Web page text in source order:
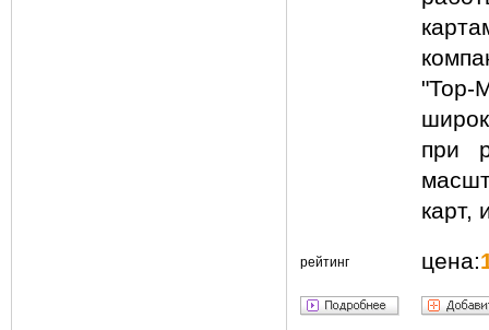
при
карт,
рейтинг цена: